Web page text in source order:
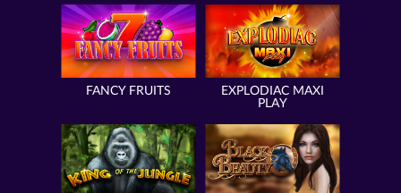
FANCY FRUITS
EXPLODIAC MAXI
PLAY